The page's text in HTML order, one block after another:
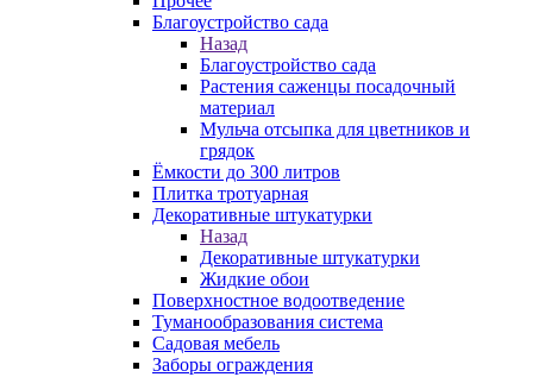
Благоустройство сада
Назад
Благоустройство сада
Растения саженцы посадочный
материал
Мульча отсыпка для цветников и
грядок
Ёмкости до 300 литров
Плитка тротуарная
Декоративные штукатурки
Назад
Декоративные штукатурки
Жидкие обои
Поверхностное водоотведение
Туманообразования система
Садовая мебель
Заборы ограждения